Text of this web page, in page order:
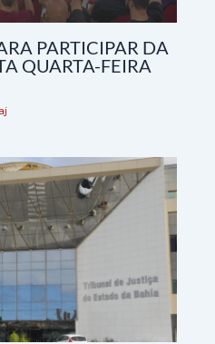
PARTICIPAR DA
QUARTA-FEIRA